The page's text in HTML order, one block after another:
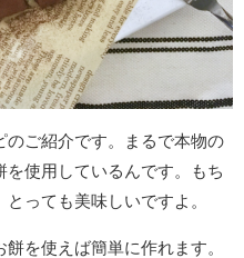
ご紹介です。まるで本物の
使用しているんです。もち
っても美味しいですよ。
を使えば簡単に作れます。